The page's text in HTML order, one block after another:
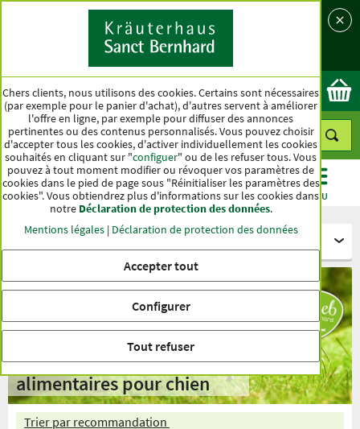
Pays
Ok
CATÉGORIES OFFRES BEST-SELLER MENU
Pour les animaux - tierlieb Sanct Bernhard
BARF : Compléments
alimentaires pour chien
Trier par recommandation
Chers clients, nous utilisons des cookies. Certains sont nécessaires
(par exemple pour le panier d'achat), d'autres servent à améliorer
l'offre en ligne, par exemple pour diffuser des annonces
pertinentes ou des contenus personnalisés. Vous pouvez choisir
d'accepter tous les cookies, d'activer individuellement les cookies
souhaités en cliquant sur "configuer" ou de les refuser tous. Vous
pouvez à tout moment modifier ou révoquer vos paramètres de
cookies dans le pied de page sous "Réinitialiser les paramètres des
cookies". Vous obtiendrez plus d'informations sur les cookies dans
notre Déclaration de protection des données.
Mentions légales| Déclaration de protection des données
Accepter tout
Configurer
Tout refuser